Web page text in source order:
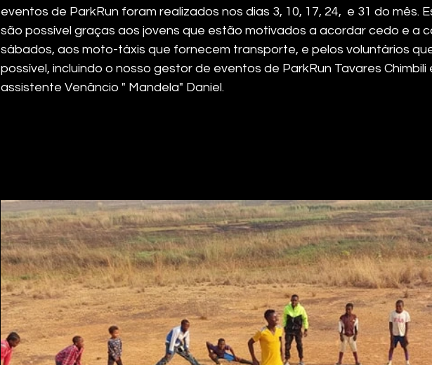
eventos de ParkRun foram realizados nos dias 3, 10, 17, 24,  e 31 do mês.
são possível graças aos jovens que estão motivados a acordar cedo e a
sábados, aos moto-táxis que fornecem transporte, e pelos voluntários
possível, incluindo o nosso gestor de eventos de ParkRun Tavares
assistente Venâncio " Mandela" Daniel.